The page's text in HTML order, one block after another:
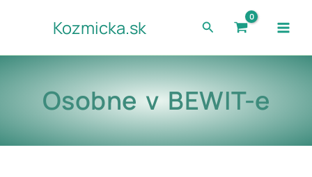
Kozmicka.sk Hľadať
Osobne v BEWIT-e